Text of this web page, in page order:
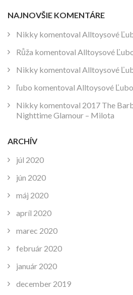
NAJNOVŠIE KOMENTÁRE
Nikky komentoval Alltoysové
Růža komentoval Alltoysové
Nikky komentoval Alltoysové
ľubo komentoval Alltoysové
Nikky komentoval 2017 The
Nighttime Glamour – Milota
ARCHÍV
júl 2020
jún 2020
máj 2020
apríl 2020
marec 2020
február 2020
január 2020
december 2019